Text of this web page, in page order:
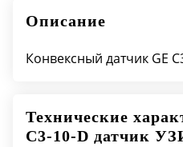
Описание
Конвексный датчик GE
Технические
C3-10-D датчик